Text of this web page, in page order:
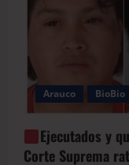
Arauco BioBio
Ejecutados y
Corte Suprema